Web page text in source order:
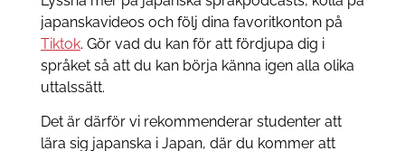
japanskavideos och följ dina favoritkonton på
Tiktok. Gör vad du kan för att fördjupa dig i
språket så att du kan börja känna igen alla olika
uttalssätt.
Det är därför vi rekommenderar studenter att
lära sig japanska i Japan, där du kommer att